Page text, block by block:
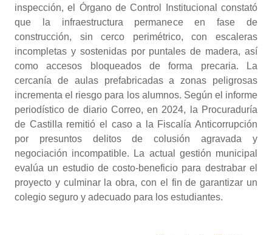
inspección, el Órgano de Control Institucional constató
que la infraestructura permanece en fase de
construcción, sin cerco perimétrico, con escaleras
incompletas y sostenidas por puntales de madera, así
como accesos bloqueados de forma precaria. La
cercanía de aulas prefabricadas a zonas peligrosas
incrementa el riesgo para los alumnos. Según el informe
periodístico de diario Correo, en 2024, la Procuraduría
de Castilla remitió el caso a la Fiscalía Anticorrupción
por presuntos delitos de colusión agravada y
negociación incompatible. La actual gestión municipal
evalúa un estudio de costo-beneficio para destrabar el
proyecto y culminar la obra, con el fin de garantizar un
colegio seguro y adecuado para los estudiantes.